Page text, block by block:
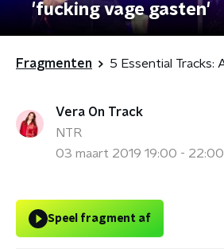
'fucking vage gasten'
Fragmenten
Vera On Track
NTR
03 maart 2019 19:00 - 22:00
Speel fragment af